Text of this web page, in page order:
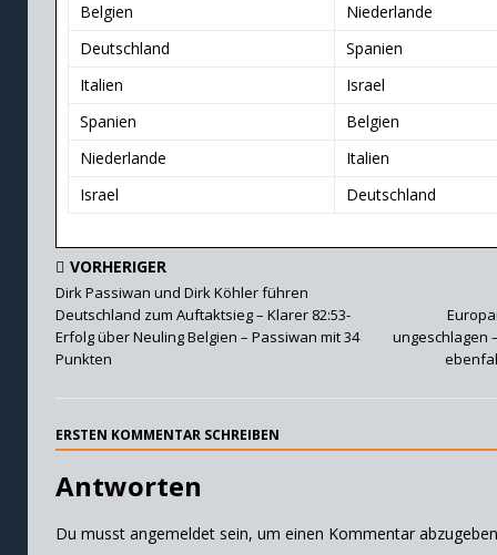
Belgien
Niederlande
Deutschland
Spanien
Italien
Israel
Spanien
Belgien
Niederlande
Italien
Israel
Deutschland
VORHERIGER
Dirk Passiwan und Dirk Köhler führen
Deutschland zum Auftaktsieg – Klarer 82:53-
Erfolg über Neuling Belgien – Passiwan mit 34
Punkten
ungeschlagen
ERSTEN KOMMENTAR SCHREIBEN
Antworten
Du musst angemeldetsein, um einen Kommentar